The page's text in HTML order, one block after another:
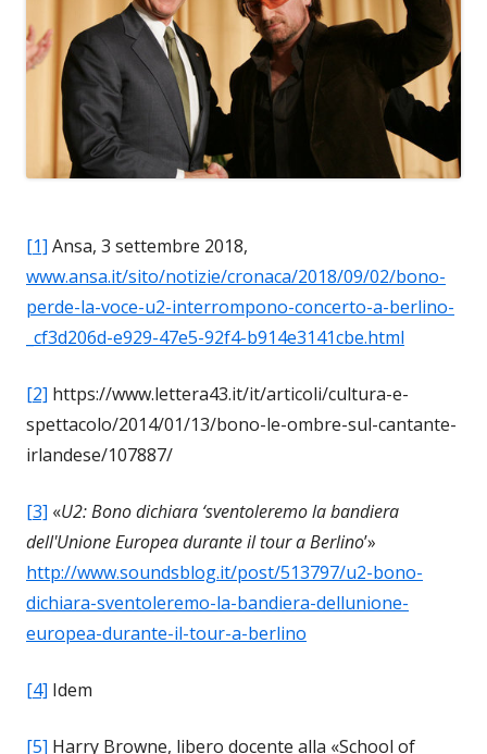
[1] Ansa, 3 settembre 2018,
www.ansa.it/sito/notizie/cronaca/2018/09/02/bono-
perde-la-voce-u2-interrompono-concerto-a-berlino-
_cf3d206d-e929-47e5-92f4-b914e3141cbe.html
[2] https://www.lettera43.it/it/articoli/cultura-e-
spettacolo/2014/01/13/bono-le-ombre-sul-cantante-
irlandese/107887/
[3] «U2: Bono dichiara ‘sventoleremo la bandiera
dell'Unione Europea durante il tour a Berlino’»
http://www.soundsblog.it/post/513797/u2-bono-
dichiara-sventoleremo-la-bandiera-dellunione-
europea-durante-il-tour-a-berlino
[4] Idem
[5] Harry Browne, libero docente alla «School of